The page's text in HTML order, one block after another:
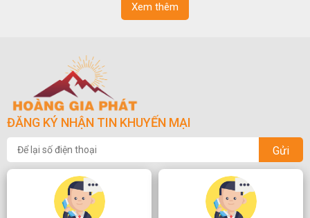
Xem thêm
ĐĂNG KÝ NHẬN TIN KHUYẾN MẠI
Gửi